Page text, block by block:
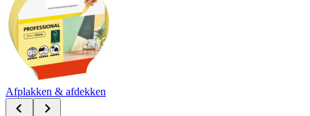
Afplakken & afdekken